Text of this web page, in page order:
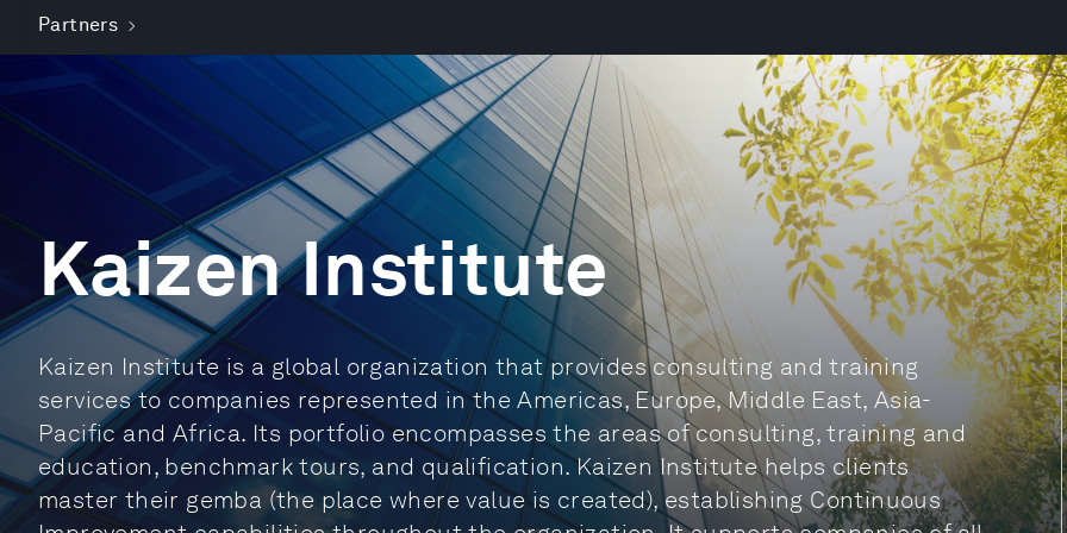
Partners
Kaizen Institute
Kaizen Institute is a global organization that provides consulting and training
services to companies represented in the Americas, Europe, Middle East, Asia-
Pacific and Africa. Its portfolio encompasses the areas of consulting, training and
education, benchmark tours, and qualification. Kaizen Institute helps clients
master their gemba (the place where value is created), establishing Continuous